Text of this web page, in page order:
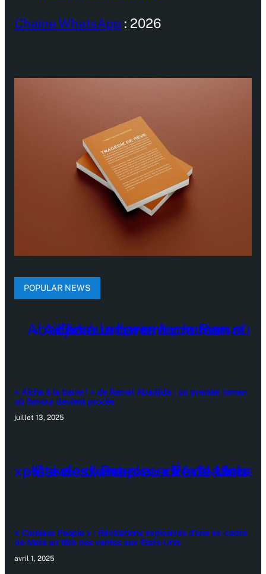
Chaine WhatsApp : 2026
POPULAR NEWS
« Aïcha à la barre ! » de Ramat Abadjida : un premier roman
où l’amour devient procès
juillet 13, 2025
« Careless People » : Révélations explosives d’une ex-cadre
de Meta en tête des ventes aux États-Unis
avril 1, 2025